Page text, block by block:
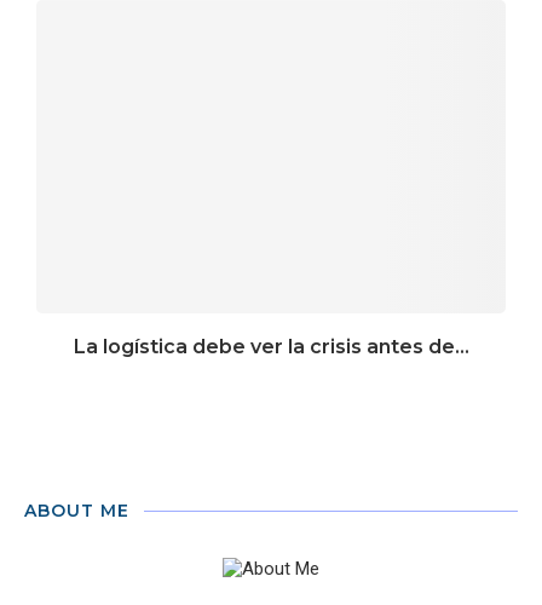
La logística debe ver la crisis antes de...
ABOUT ME